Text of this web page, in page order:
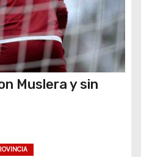
Muslera y sin